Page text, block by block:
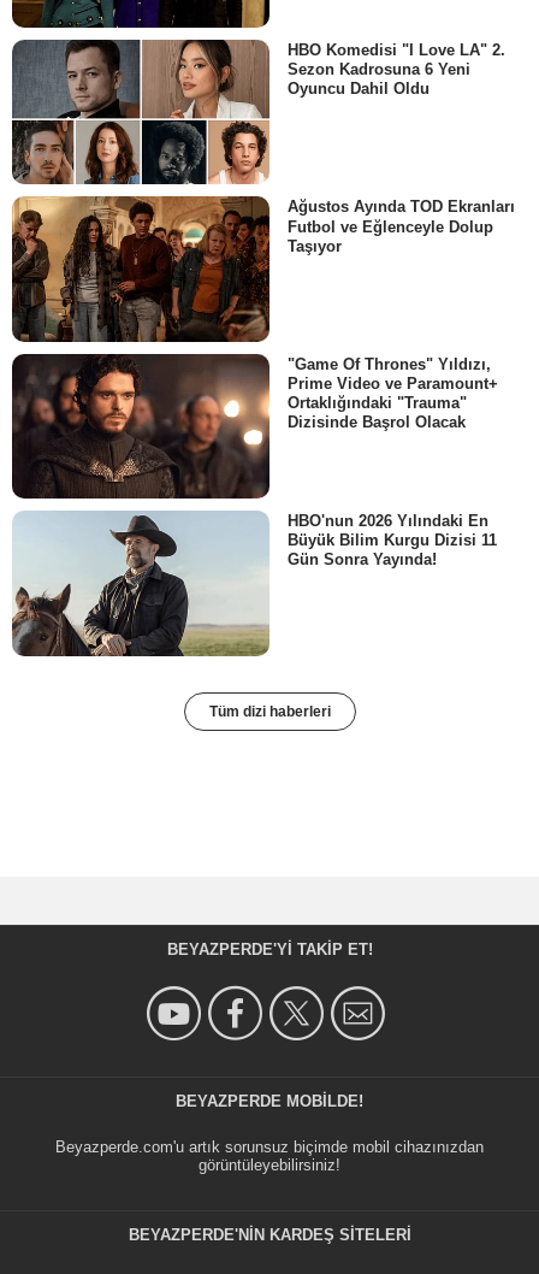
HBO Komedisi "I Love LA" 2.
Sezon Kadrosuna 6 Yeni
Oyuncu Dahil Oldu
Ağustos Ayında TOD Ekranları
Futbol ve Eğlenceyle Dolup
Taşıyor
"Game Of Thrones" Yıldızı,
Prime Video ve Paramount+
Ortaklığındaki "Trauma"
Dizisinde Başrol Olacak
HBO'nun 2026 Yılındaki En
Büyük Bilim Kurgu Dizisi 11
Gün Sonra Yayında!
Tüm dizi haberleri
BEYAZPERDE'YI TAKIP ET!
BEYAZPERDE MOBILDE!
Beyazperde.com'u artık sorunsuz biçimde mobil cihazınızdan
görüntüleyebilirsiniz!
BEYAZPERDE'NIN KARDEŞ SİTELERİ